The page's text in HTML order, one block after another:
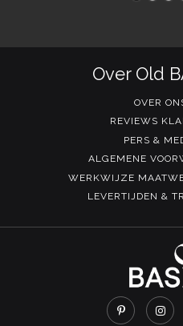
Over Old
OVER
REVIEWS
PERS &
ALGEMENE
WERKWIJZE
LEVERTIJDEN &